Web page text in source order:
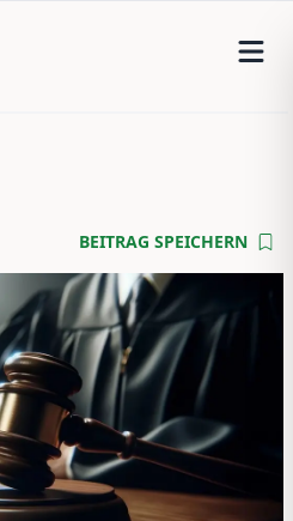
BEITRAG SPEICHERN